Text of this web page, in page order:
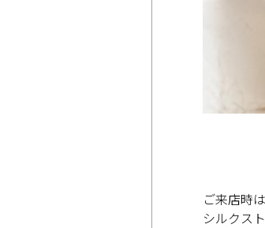
ご来店時
シルクス